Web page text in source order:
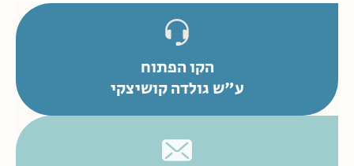
הקו הפתוח
ע"ש גולדה קושיצקי